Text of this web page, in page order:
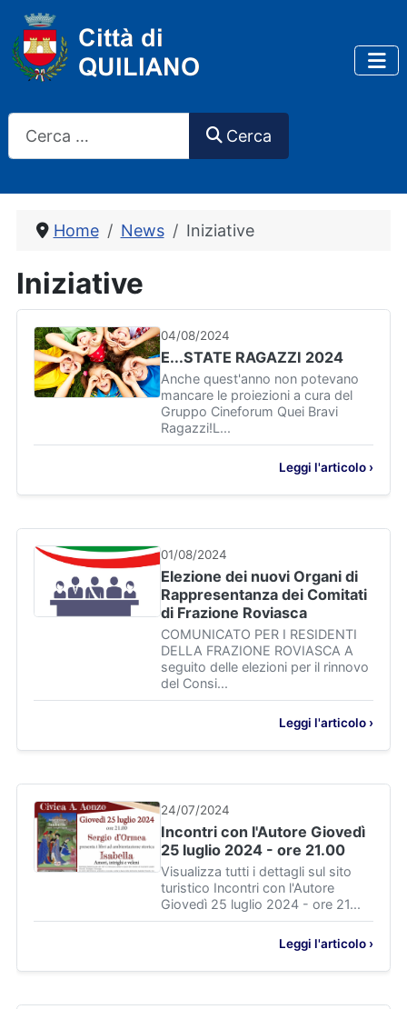
Cerca
Home News Iniziative
Iniziative
04/08/2024
E...STATE RAGAZZI 2024
Anche quest'anno non potevano
mancare le proiezioni a cura del
Gruppo Cineforum Quei Bravi
Ragazzi!L...
Leggi l'articolo ›
01/08/2024
Elezione dei nuovi Organi di
Rappresentanza dei Comitati
di Frazione Roviasca
COMUNICATO PER I RESIDENTI
DELLA FRAZIONE ROVIASCA A
seguito delle elezioni per il rinnovo
del Consi...
Leggi l'articolo ›
24/07/2024
Incontri con l'Autore Giovedì
25 luglio 2024 - ore 21.00
Visualizza tutti i dettagli sul sito
turistico Incontri con l'Autore
Giovedì 25 luglio 2024 - ore 21...
Leggi l'articolo ›